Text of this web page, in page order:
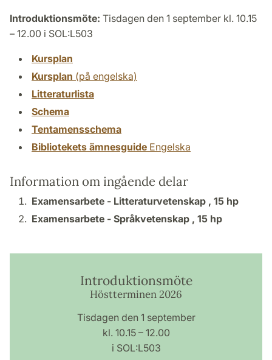
Introduktionsmöte: Tisdagen den 1 september kl. 10.15
– 12.00 i SOL:L503
Kursplan
Kursplan (på engelska)
Litteraturlista
Schema
Tentamensschema
Bibliotekets ämnesguide Engelska
Information om ingående delar
Examensarbete - Litteraturvetenskap , 15 hp
Examensarbete - Språkvetenskap , 15 hp
Introduktionsmöte
Höstterminen 2026
Tisdagen den 1 september
kl. 10.15 – 12.00
i SOL:L503